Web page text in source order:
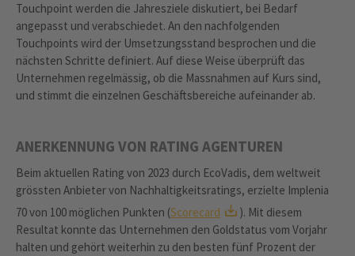
Touchpoint werden die Jahresziele diskutiert, bei Bedarf
angepasst und verabschiedet. An den nachfolgenden
Touchpoints wird der Umsetzungsstand besprochen und die
nächsten Schritte definiert. Auf diese Weise überprüft das
Unternehmen regelmässig, ob die Massnahmen auf Kurs sind,
und stimmt die einzelnen Geschäftsbereiche aufeinander ab.
ANERKENNUNG VON RATING AGENTUREN
Beim aktuellen Rating von 2023 durch EcoVadis, dem weltweit
grössten Anbieter von Nachhaltigkeitsratings, erzielte Implenia
70 von 100 möglichen Punkten (Scorecard
). Mit diesem
Resultat konnte das Unternehmen den Goldstatus vom Vorjahr
halten und gehört weiterhin zu den besten fünf Prozent der